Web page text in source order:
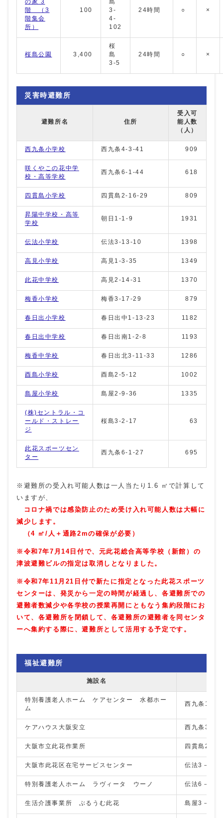
の家 3
階 （3
階集会
所）
100
島
3-
4-
102
24時間 ○ ×
桜島公園 3,400
桜
島
3-5
24時間 ○ ×
災害時避難所
避難所名 住所
受入可
能人数
（人）
西九条小学校 西九条4-3-41 909
咲くやこの花中学
校・高等学校
西九条6-1-44 618
四貫島小学校 四貫島2-16-29 809
昇陽中学校・高等
学校
朝日1-1-9 1931
伝法小学校 伝法3-13-10 1398
高見小学校 高見1-3-35 1349
此花中学校 高見2-14-31 1370
梅香小学校 梅香3-17-29 879
春日出小学校 春日出中1-13-23 1182
春日出中学校 春日出南1-2-8 1193
梅香中学校 春日出北3-11-33 1286
酉島小学校 酉島2-5-12 1002
島屋小学校 島屋2-9-36 1335
(株)セントラル・コ
ールド・ストレー
ジ
桜島3-2-17 63
此花スポーツセン
ター
西九条6-1-27 695
※避難所の受入れ可能人数は一人当たり1.6 ㎡で計算して
いますが、
コロナ禍では感染防止のため受け入れ可能人数は大幅に
減少します。
（4 ㎡/人＋通路2mの確保が必要）
※令和7年7月14日付で、元此花総合高等学校（新館）の
津波避難ビルの指定は取消しとなりました。
※ 令和7年11月21日付で新たに指定となった 此花スポーツ
センターは、 発災から一定の時間が経過し、各避難所での
避難者数減少や各学校の授業再開にともなう集約段階にお
いて、各避難所を閉鎖して、各避難所の避難者を同センタ
ーへ集約する際に、避難所として活用する予定です。
福祉避難所
施設名
特別養護老人ホーム ケアセンター 水都ホー
ム
西九条1－1
ケアハウス大阪安立 西九条3－4
大阪市立此花作業所 四貫島2－
大阪市此花区在宅サービスセンター 伝法3－2－
特別養護老人ホーム ラヴィータ ウーノ 伝法6－5－
生活介護事業所 ぶるうむ此花 島屋3－2－